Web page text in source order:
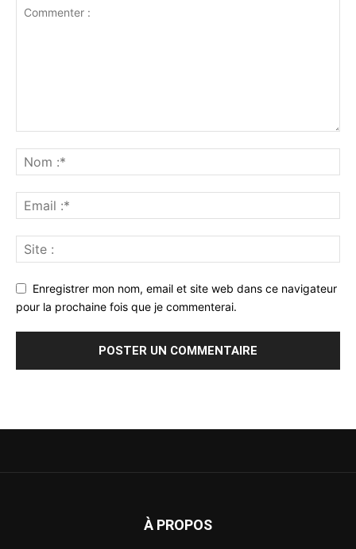
Enregistrer mon nom, email et site web dans ce navigateur
pour la prochaine fois que je commenterai.
À PROPOS